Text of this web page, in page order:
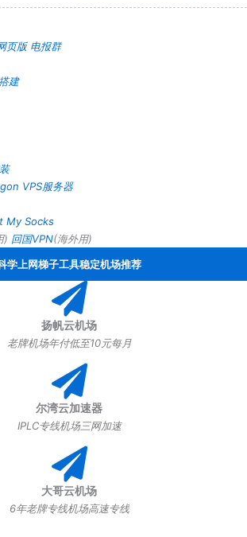
页版 电报群
建
VPS服务器
My Socks
) 回国VPN(海外用)
学上网梯子工具稳定机场推荐
扬帆云机场
老牌机场年付低至10元每月
尔湾云加速器
IPLC专线机场三网加速
大哥云机场
6年老牌专线机场高速专线